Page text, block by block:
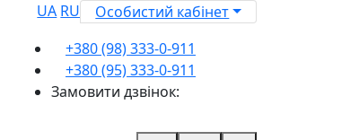
UA RU
Особистий кабінет
+380 (98) 333-0-911
+380 (95) 333-0-911
Замовити дзвінок: